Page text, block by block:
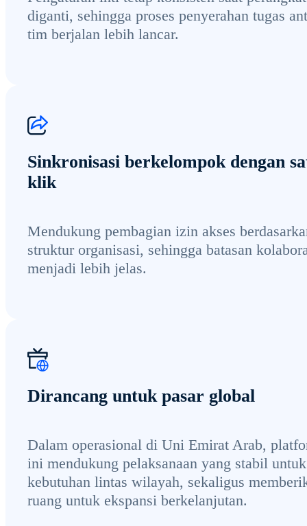
diganti, sehingga proses penyerahan tugas
tim berjalan lebih lancar.
Sinkronisasi berkelompok dengan
klik
Mendukung pembagian izin akses
struktur organisasi, sehingga batasan
menjadi lebih jelas.
Dirancang untuk pasar global
Dalam operasional di Uni Emirat Arab,
ini mendukung pelaksanaan yang stabil untuk
kebutuhan lintas wilayah, sekaligus
ruang untuk ekspansi berkelanjutan.